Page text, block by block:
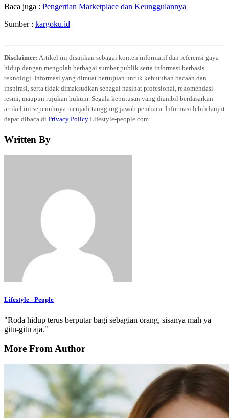
Baca juga : Pengertian Marketplace dan Keunggulannya
Sumber : kargoku.id
Disclaimer: Artikel ini disajikan sebagai konten informatif dan referensi gaya
hidup dengan mengolah berbagai sumber publik serta informasi berbasis
teknologi. Informasi yang dimuat bertujuan untuk kebutuhan bacaan dan
inspirasi, serta tidak dimaksudkan sebagai nasihat profesional, rekomendasi
resmi, maupun rujukan hukum. Segala keputusan yang diambil berdasarkan
artikel ini sepenuhnya menjadi tanggung jawab pembaca. Informasi lebih lanjut
dapat dibaca di Privacy Policy Lifestyle-people.com.
Written By
Lifestyle - People
"Roda hidup terus berputar bagi sebagian orang, sisanya mah ya
gitu-gitu aja."
More From Author